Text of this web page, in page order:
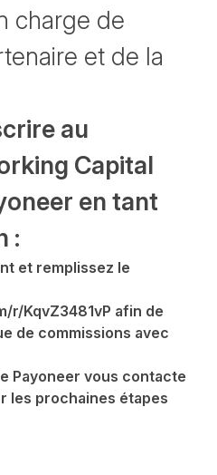
charge de
et de la
au
Capital
en tant
:
et remplissez le
r/KqvZ3481vP afin de
de commissions avec
Payoneer vous contacte
les prochaines étapes